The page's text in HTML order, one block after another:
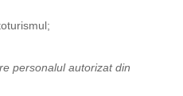
personalul autorizat din